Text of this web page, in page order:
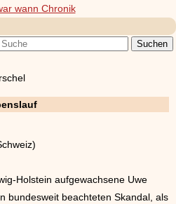
Holstein aufgewachsene Uwe
bundesweit beachteten Skandal, als